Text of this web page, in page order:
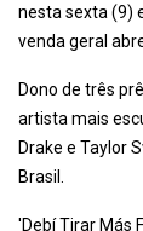
nesta sexta (9)
venda geral
Dono de três
artista mais
Drake e Taylor
Brasil.
'Debí Tirar Más